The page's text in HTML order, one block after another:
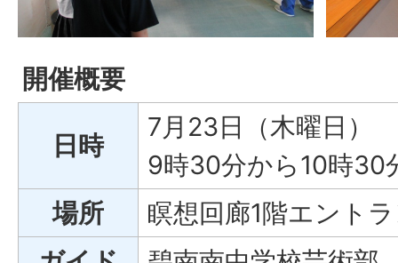
開催概要
日時
7月23日（木曜日）
9時30分から10時30
場所
瞑想回廊1階エント